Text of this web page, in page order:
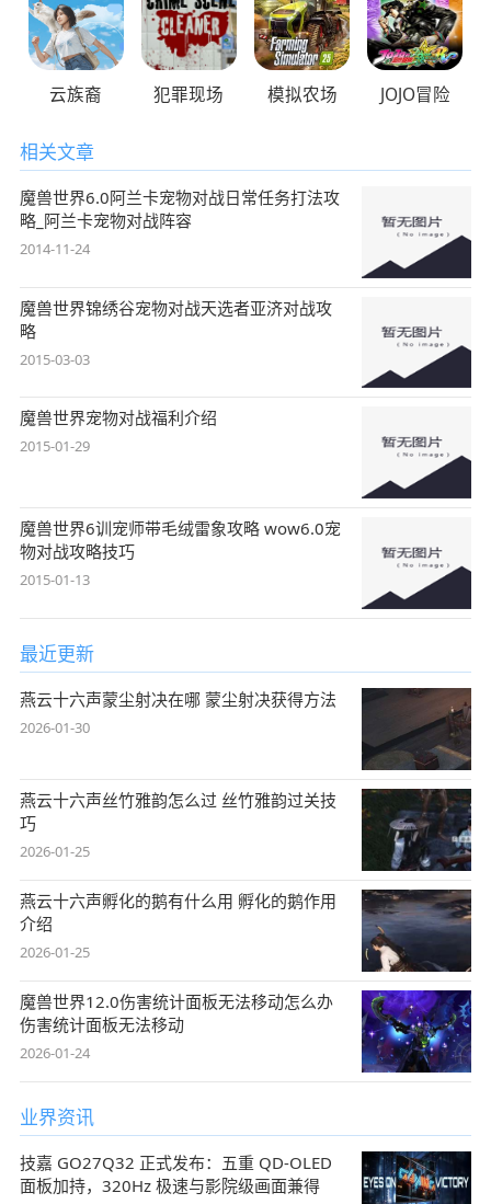
云族裔 犯罪现场 模拟农场 JOJO冒险
相关文章
魔兽世界6.0阿兰卡宠物对战日常任务打法攻
略_阿兰卡宠物对战阵容
2014-11-24
魔兽世界锦绣谷宠物对战天选者亚济对战攻
略
2015-03-03
魔兽世界宠物对战福利介绍
2015-01-29
魔兽世界6训宠师带毛绒雷象攻略 wow6.0宠
物对战攻略技巧
2015-01-13
最近更新
燕云十六声蒙尘射决在哪 蒙尘射决获得方法
2026-01-30
燕云十六声丝竹雅韵怎么过 丝竹雅韵过关技
巧
2026-01-25
燕云十六声孵化的鹅有什么用 孵化的鹅作用
介绍
2026-01-25
魔兽世界12.0伤害统计面板无法移动怎么办
伤害统计面板无法移动
2026-01-24
业界资讯
技嘉 GO27Q32 正式发布：五重 QD-OLED
面板加持，320Hz 极速与影院级画面兼得